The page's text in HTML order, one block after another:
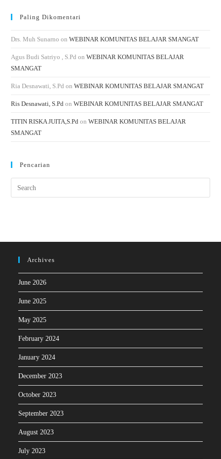
Paling Dikomentari
Drs. Muh Sunarno onWEBINAR KOMUNITAS BELAJAR SMANGAT
Agus Budi Satriyo , S.Pd onWEBINAR KOMUNITAS BELAJAR
SMANGAT
Ria Desnawati, S.Pd onWEBINAR KOMUNITAS BELAJAR SMANGAT
Ris Desnawati, S.Pd onWEBINAR KOMUNITAS BELAJAR SMANGAT
TITIN RISKA JUITA,S.Pd onWEBINAR KOMUNITAS BELAJAR
SMANGAT
Pencarian
Archives
June 2026
June 2025
May 2025
February 2024
January 2024
December 2023
October 2023
September 2023
August 2023
July 2023